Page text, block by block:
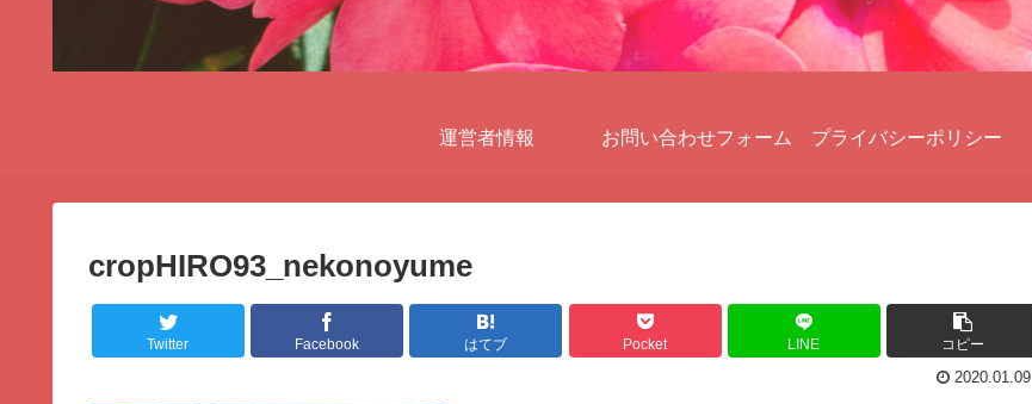
運営者情報 お問い合わせフォーム プライバシーポリシー
cropHIRO93_nekonoyume
Twitter Facebook はてブ Pocket LINE コピー
2020.01.09